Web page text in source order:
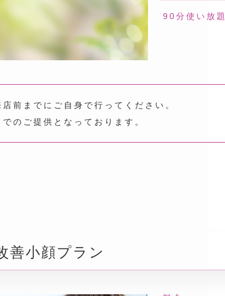
90分使い放題
前までにご自身で行ってください。
のご提供となっております。
善小顔プラン